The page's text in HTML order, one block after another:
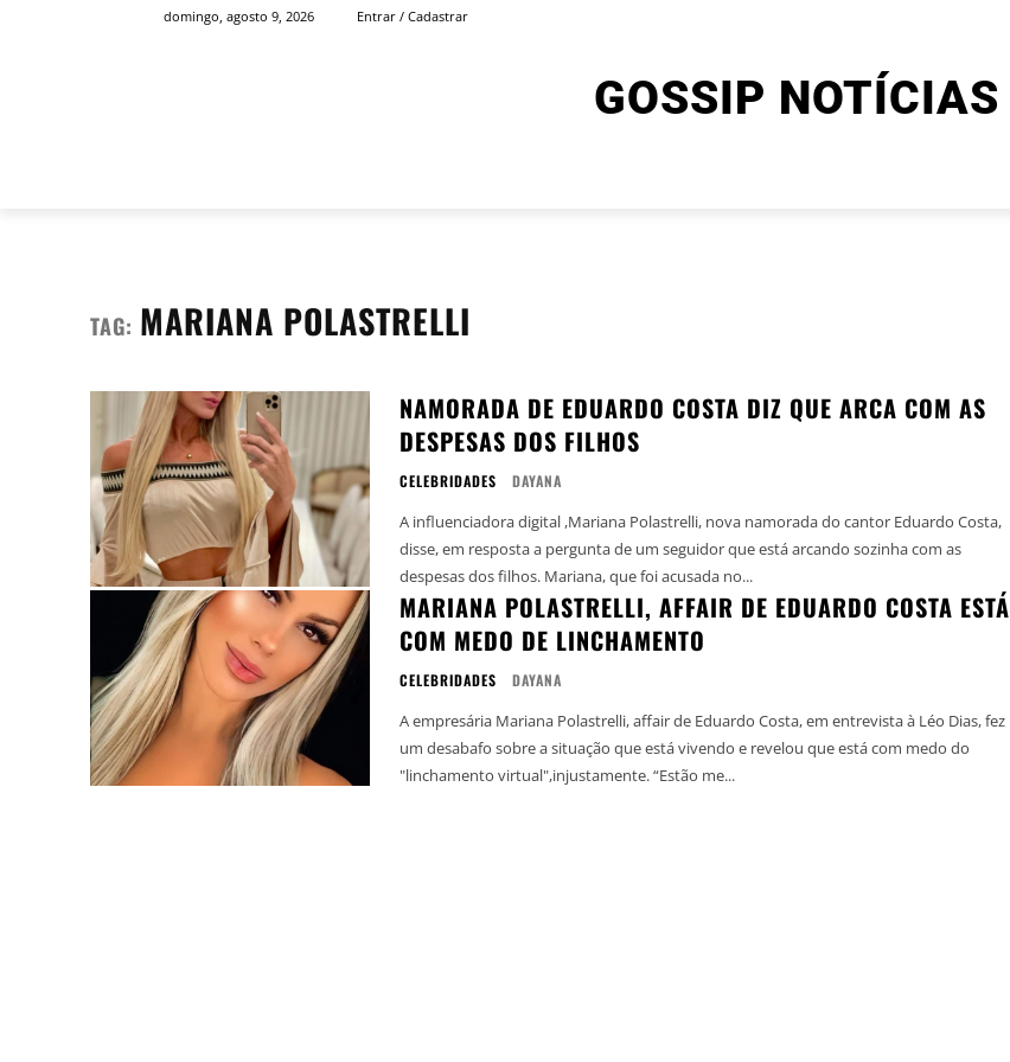
domingo, agosto 9, 2026 Entrar / Cadastrar
GOSSIP NOTÍCIAS
TAG: MARIANA POLASTRELLI
NAMORADA DE EDUARDO COSTA DIZ QUE ARCA COM AS
DESPESAS DOS FILHOS
CELEBRIDADES DAYANA
A influenciadora digital ,Mariana Polastrelli, nova namorada do cantor Eduardo Costa,
disse, em resposta a pergunta de um seguidor que está arcando sozinha com as
despesas dos filhos. Mariana, que foi acusada no...
MARIANA POLASTRELLI, AFFAIR DE EDUARDO COSTA ESTÁ
COM MEDO DE LINCHAMENTO
CELEBRIDADES DAYANA
A empresária Mariana Polastrelli, affair de Eduardo Costa, em entrevista à Léo Dias, fez
um desabafo sobre a situação que está vivendo e revelou que está com medo do
"linchamento virtual",injustamente. “Estão me...